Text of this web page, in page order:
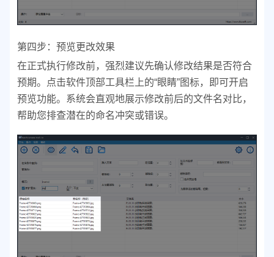
第四步：预览更改效果
在正式执行修改前，强烈建议先确认修改结果是否符合
预期。点击软件顶部工具栏上的“眼睛”图标，即可开启
预览功能。系统会直观地展示修改前后的文件名对比，
帮助您排查潜在的命名冲突或错误。